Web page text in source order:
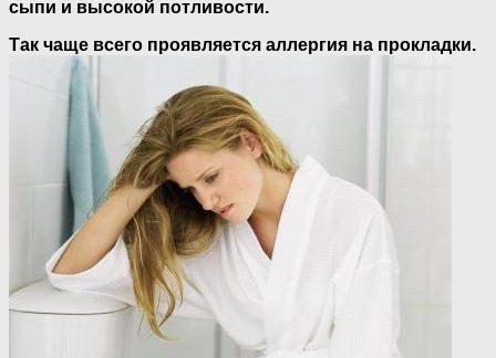
сыпи и высокой потливости.
Так чаще всего проявляется аллергия на прокладки.